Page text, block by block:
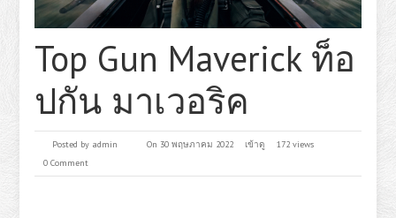
Top Gun Maverick ท็อ
ปกัน มาเวอริค
Posted by admin On 30 พฤษภาคม 2022 เข้าดู
172 views
0 Comment